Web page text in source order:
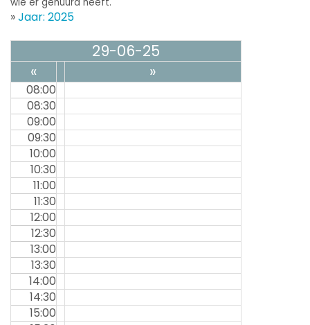
»Jaar: 2025
29-06-25
«
»
08:00
08:30
09:00
09:30
10:00
10:30
11:00
11:30
12:00
12:30
13:00
13:30
14:00
14:30
15:00